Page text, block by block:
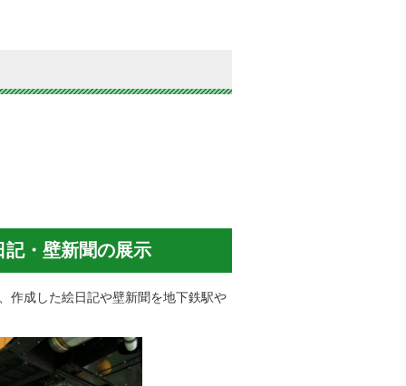
・壁新聞の展示
作成した絵日記や壁新聞を地下鉄駅や